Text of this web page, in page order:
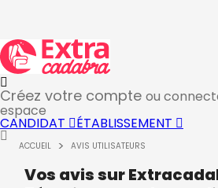
Créez votre compte ou
espace
CANDIDAT ÉTABLISSEMENT
ACCUEIL AVIS UTILISATEURS
Vos avis sur